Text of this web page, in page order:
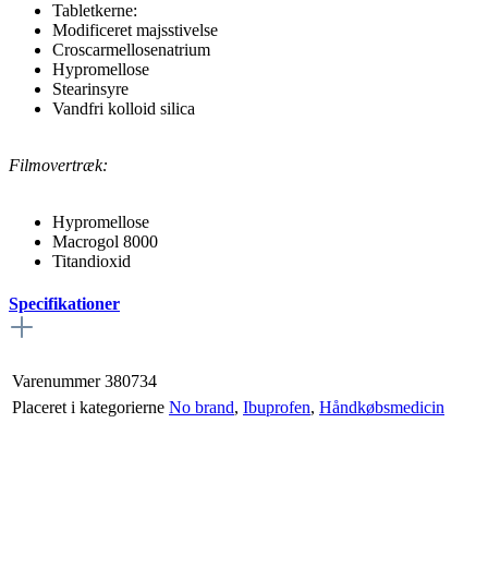
Tabletkerne:
Modificeret majsstivelse
Croscarmellosenatrium
Hypromellose
Stearinsyre
Vandfri kolloid silica
Filmovertræk:
Hypromellose
Macrogol 8000
Titandioxid
Specifikationer
Varenummer 380734
Placeret i kategorierne No brand, Ibuprofen, Håndkøbsmedicin